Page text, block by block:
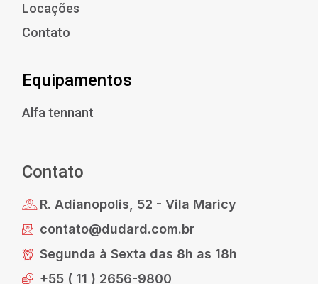
Locações
Contato
Equipamentos
Alfa tennant
Contato
R. Adianopolis, 52 - Vila Maricy
contato@dudard.com.br
Segunda à Sexta das 8h as 18h
+55 ( 11 ) 2656-9800